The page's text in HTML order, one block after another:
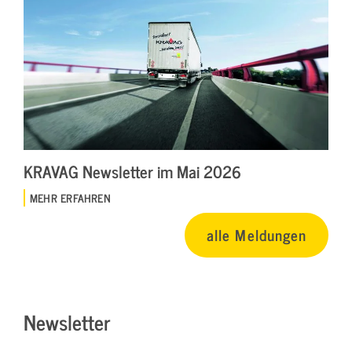
KRAVAG Newsletter im Mai 2026
MEHR ERFAHREN
alle Meldungen
Newsletter